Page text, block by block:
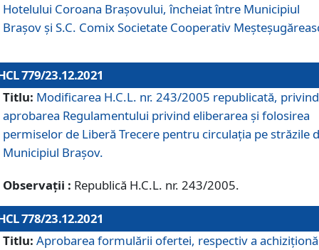
Hotelului Coroana Brașovului, încheiat între Municipiul
Braşov şi S.C. Comix Societate Cooperativ
779/23.12.2021
Titlu: Modificarea H.C.L. nr. 243/2005 republicată, privind
aprobarea Regulamentului privind eliberarea şi folosirea
permiselor de Liberă Trecere pentru circulația pe străzile
Municipiul Braşov.
Observații : Republică H.C.L. nr. 243/2005.
778/23.12.2021
Titlu: Aprobarea formulării ofertei, respectiv a